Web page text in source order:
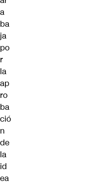
a
ba
ja
po
r
la
ap
ro
ba
ció
n
de
la
id
ea